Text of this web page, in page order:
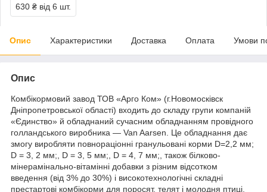
630 ₴ від 6 шт.
Опис Характеристики Доставка Оплата Умови
Опис
Комбікормовий завод ТОВ «Арго Ком» (г.Новомосківск
Дніпропетровської області) входить до складу групи компаній
«Єдинство» й обладнаний сучасним обладнанням провідного
голландського виробника — Van Aarsen. Це обладнання дає
змогу виробляти повнораціонні гранульовані корми D=2,2 мм;
D = 3, 2 мм;, D = 3, 5 мм;, D = 4, 7 мм;, також білково-
мінерамінально-вітамінні добавки з різним відсотком
введення (від 3% до 30%) і високотехнологічні складні
престартові комбікорми для поросят, телят і молодня птиці.